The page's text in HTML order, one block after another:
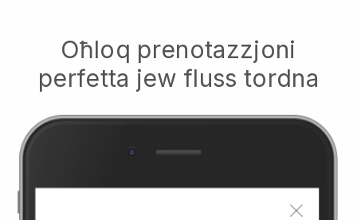
Oħloq prenotazzjoni
perfetta jew fluss tordna